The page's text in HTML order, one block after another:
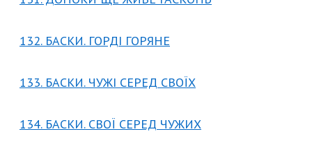
132. БАСКИ. ГОРДІ ГОРЯНЕ
133. БАСКИ. ЧУЖІ СЕРЕД СВОЇХ
134. БАСКИ. СВОЇ СЕРЕД ЧУЖИХ